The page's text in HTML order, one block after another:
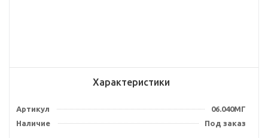
Характеристики
Артикул
06.040МГ
Наличие
Под заказ